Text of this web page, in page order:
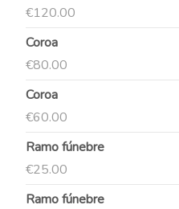
€120.00
Coroa
€80.00
Coroa
€60.00
Ramo fúnebre
€25.00
Ramo fúnebre